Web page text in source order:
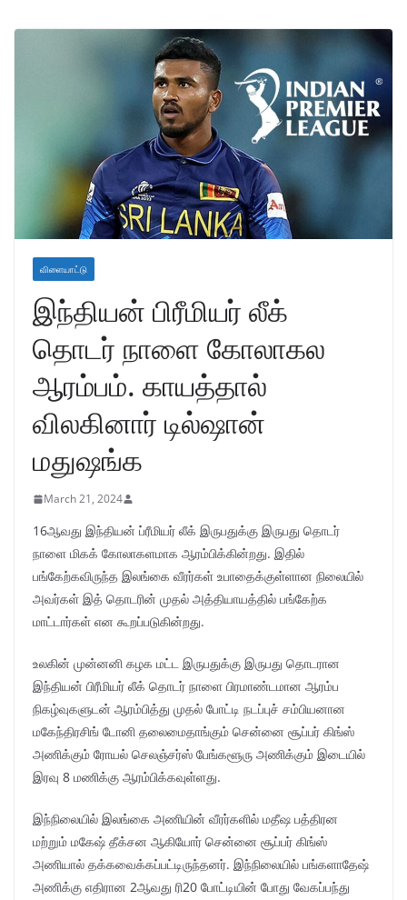
விளையாட்டு
இந்தியன் பிரீமியர் லீக்
தொடர் நாளை கோலாகல
ஆரம்பம். காயத்தால்
விலகினார் டில்ஷான்
மதுஷங்க
March 21, 2024
16ஆவது இந்தியன் ப்ரீமியர் லீக் இருபதுக்கு இருபது தொடர்
நாளை மிகக் கோலாகளமாக ஆரம்பிக்கின்றது. இதில்
பங்கேற்கவிருந்த இலங்கை வீரர்கள் உபாதைக்குள்ளான நிலையில்
அவர்கள் இத் தொடரின் முதல் அத்தியாயத்தில் பங்கேற்க
மாட்டார்கள் என கூறப்படுகின்றது.
உலகின் முன்னனி கழக மட்ட இருபதுக்கு இருபது தொடரான
இந்தியன் பிரீமியர் லீக் தொடர் நாளை பிரமாண்டமான ஆரம்ப
நிகழ்வுகளுடன் ஆரம்பித்து முதல் போட்டி நடப்புச் சம்பியனான
மகேந்திரசிங் டோனி தலைமைதாங்கும் சென்னை சூப்பர் கிங்ஸ்
அணிக்கும் ரோயல் செலஞ்சர்ஸ் பேங்களூரு அணிக்கும் இடையில்
இரவு 8 மணிக்கு ஆரம்பிக்கவுள்ளது.
இந்நிலையில் இலங்கை அணியின் வீரர்களில் மதீஷ பத்திரன
மற்றும் மகேஷ் தீக்சன ஆகியோர் சென்னை சூப்பர் கிங்ஸ்
அணியால் தக்கவைக்கப்பட்டிருந்தனர். இந்நிலையில் பங்களாதேஷ்
அணிக்கு எதிரான 2ஆவது ரி20 போட்டியின் போது வேகப்பந்து